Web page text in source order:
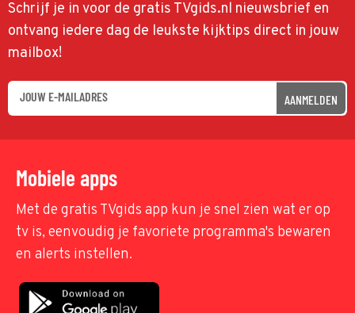
Schrijf je in voor de gratis TVgids.nl nieuwsbrief en
ontvang iedere dag de leukste kijktips direct in jouw
mailbox!
AANMELDEN
Mobiele apps
Met de gratis TVgids app kun je snel zien wat er op
tv is, eenvoudig je favoriete programma's bewaren
en alerts instellen.